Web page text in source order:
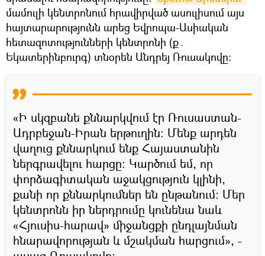
մամուլի կենտրոնում հրավիրված ասուլիսում այս
հայտարարությունն արեց Եվրոպա-Ասիական
հետազոտությունների կենտրոնի (ք․
Եկատերինբուրգ) տնօրեն Անդրեյ Ռուսակովը։
«Ի սկզբանե քննարկվում էր Ռուսաստան-
Ադրբեջան-Իրան երթուղին։ Մենք արդեն
վաղուց քննարկում ենք Հայաստանին
ներգրավելու հարցը։ Կարծում եմ, որ
փորձագիտական աջակցություն կլինի,
քանի որ քննարկումներ են ընթանում։ Մեր
կենտրոնն իր ներդրումը կունենա նաև
«Հյուսիս-հարավ» միջանցքի ընդլայնման
հնարավորության և մշակման հարցում», -